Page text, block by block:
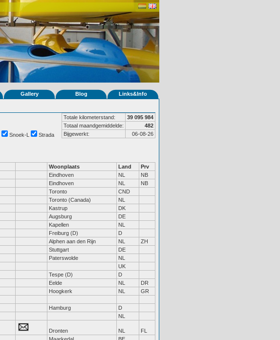
Gallery Blog Links&Info
Totale kilometerstand:
39 095 984
Totaal maandgemiddelde:
482
Bijgewerkt:
06-08-26
Snoek-L Strada
Woonplaats Land
Prv
Eindhoven NL
NB
Eindhoven NL
NB
Toronto
CND
Toronto (Canada)
NL
Kastrup
DK
Augsburg
DE
Kapellen
NL
Freiburg (D)
D
Alphen aan den Rijn NL
ZH
Stuttgart
DE
Paterswolde
NL
UK
Tespe (D)
D
Eelde NL
DR
Hoogkerk NL
GR
Hamburg
D
NL
Dronten NL
FL